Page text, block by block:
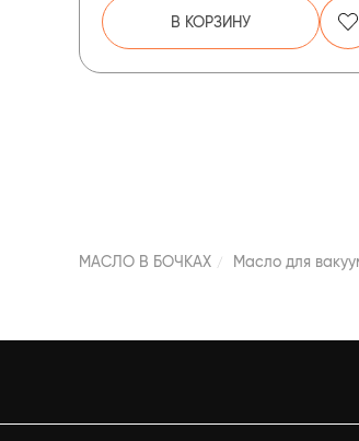
В КОРЗИНУ
МАСЛО В БОЧКАХ Масло для